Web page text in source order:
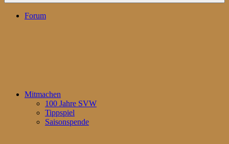
Forum
Mitmachen
100 Jahre SVW
Tippspiel
Saisonspende